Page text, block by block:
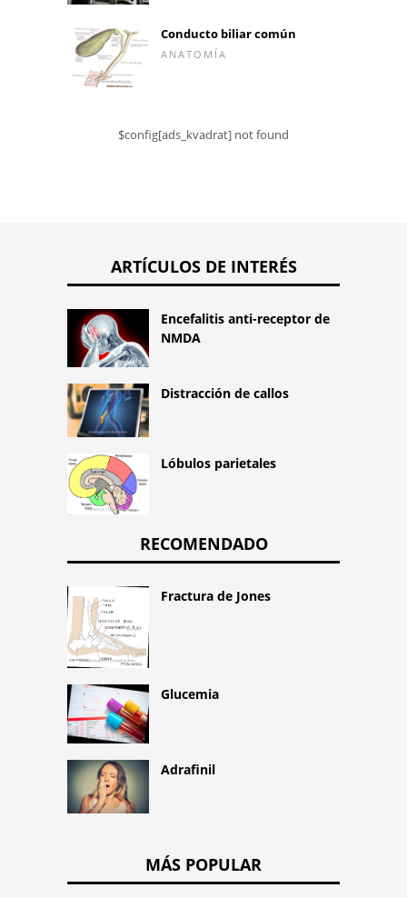
Conducto biliar común
ANATOMÍA
$config[ads_kvadrat] not found
ARTÍCULOS DE INTERÉS
Encefalitis anti-receptor de
NMDA
Distracción de callos
Lóbulos parietales
RECOMENDADO
Fractura de Jones
Glucemia
Adrafinil
MÁS POPULAR